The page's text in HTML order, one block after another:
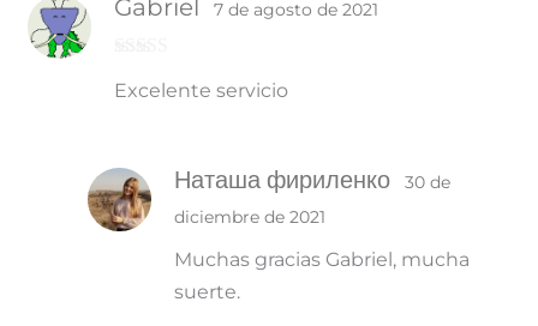
5de 5
Gabriel 7 de agosto de 2021
Excelente servicio
Наташа фириленко
30 de
diciembre de 2021
Muchas gracias Gabriel, mucha
suerte.